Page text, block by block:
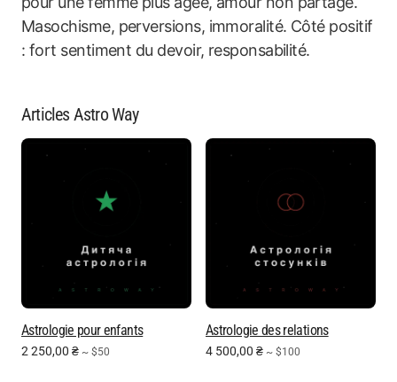
Masochisme, perversions, immoralité. Côté positif
: fort sentiment du devoir, responsabilité.
Articles Astro Way
Astrologie pour enfants
2 250,00 ₴ ~ $50
Astrologie des relations
4 500,00 ₴ ~ $100